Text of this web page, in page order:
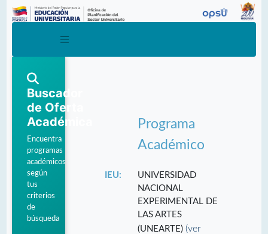
Buscador
de Oferta
Académica
Encuentra
programas
académicos
según
tus
criterios
de
búsqueda
Programa
Académico
IEU:
UNIVERSIDAD
NACIONAL
EXPERIMENTAL DE
LAS ARTES
(UNEARTE)(ver